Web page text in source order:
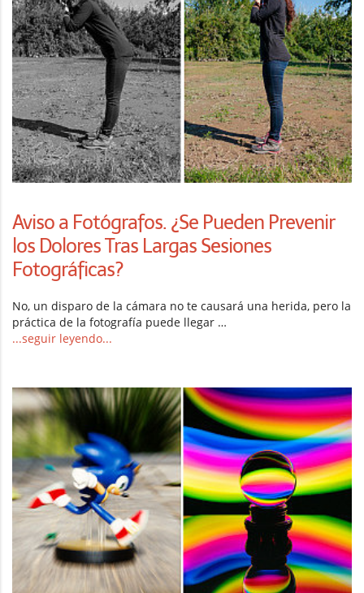
Aviso a Fotógrafos. ¿Se Pueden Prevenir
los Dolores Tras Largas Sesiones
Fotográficas?
No, un disparo de la cámara no te causará una herida, pero la
práctica de la fotografía puede llegar …
...seguir leyendo...